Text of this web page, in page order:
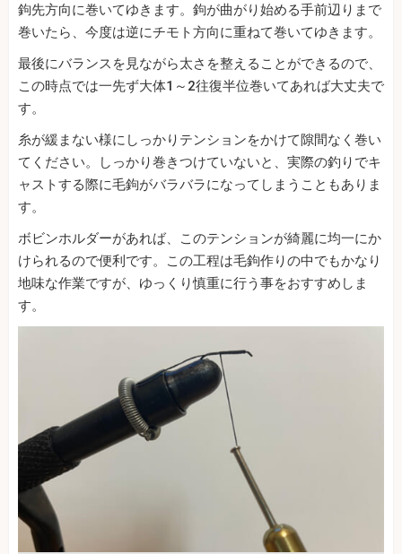
鉤先方向に巻いてゆきます。鉤が曲がり始める手前辺りまで
巻いたら、今度は逆にチモト方向に重ねて巻いてゆきます。
最後にバランスを見ながら太さを整えることができるので、
この時点では一先ず大体1～2往復半位巻いてあれば大丈夫で
す。
糸が緩まない様にしっかりテンションをかけて隙間なく巻い
てください。しっかり巻きつけていないと、実際の釣りでキ
ャストする際に毛鉤がバラバラになってしまうこともありま
す。
ボビンホルダーがあれば、このテンションが綺麗に均一にか
けられるので便利です。この工程は毛鉤作りの中でもかなり
地味な作業ですが、ゆっくり慎重に行う事をおすすめしま
す。